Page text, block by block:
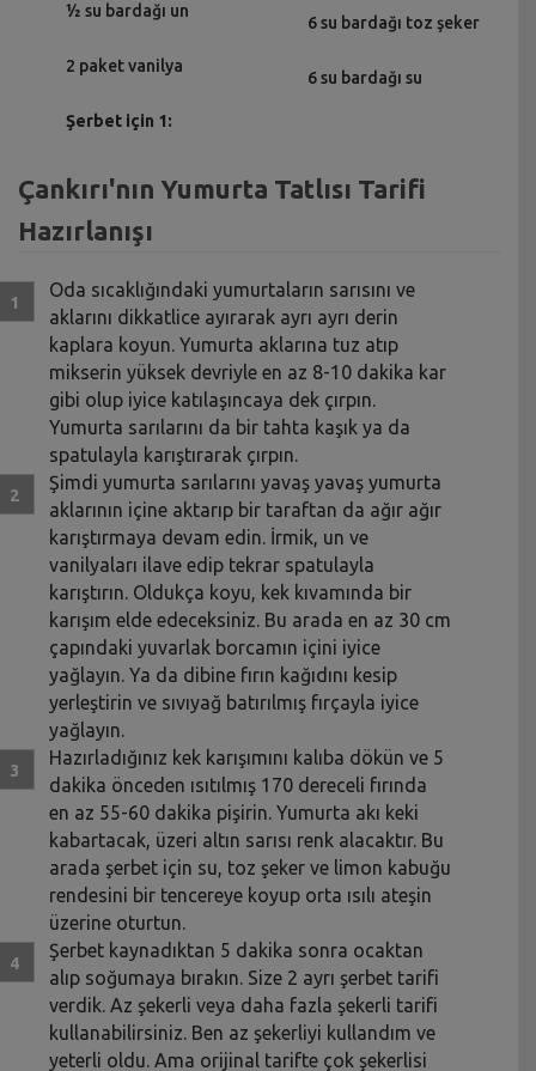
½ su bardağı un
2 paket vanilya
Şerbet için 1:
6 su bardağı toz şeker
6 su bardağı su
Çankırı'nın Yumurta Tatlısı Tarifi
Hazırlanışı
Oda sıcaklığındaki yumurtaların sarısını ve
aklarını dikkatlice ayırarak ayrı ayrı derin
kaplara koyun. Yumurta aklarına tuz atıp
mikserin yüksek devriyle en az 8-10 dakika kar
gibi olup iyice katılaşıncaya dek çırpın.
Yumurta sarılarını da bir tahta kaşık ya da
spatulayla karıştırarak çırpın.
Şimdi yumurta sarılarını yavaş yavaş yumurta
aklarının içine aktarıp bir taraftan da ağır ağır
karıştırmaya devam edin. İrmik, un ve
vanilyaları ilave edip tekrar spatulayla
karıştırın. Oldukça koyu, kek kıvamında bir
karışım elde edeceksiniz. Bu arada en az 30 cm
çapındaki yuvarlak borcamın içini iyice
yağlayın. Ya da dibine fırın kağıdını kesip
yerleştirin ve sıvıyağ batırılmış fırçayla iyice
yağlayın.
Hazırladığınız kek karışımını kalıba dökün ve 5
dakika önceden ısıtılmış 170 dereceli fırında
en az 55-60 dakika pişirin. Yumurta akı keki
kabartacak, üzeri altın sarısı renk alacaktır. Bu
arada şerbet için su, toz şeker ve limon kabuğu
rendesini bir tencereye koyup orta ısılı ateşin
üzerine oturtun.
Şerbet kaynadıktan 5 dakika sonra ocaktan
alıp soğumaya bırakın. Size 2 ayrı şerbet tarifi
verdik. Az şekerli veya daha fazla şekerli tarifi
kullanabilirsiniz. Ben az şekerliyi kullandım ve
yeterli oldu. Ama orijinal tarifte çok şekerlisi